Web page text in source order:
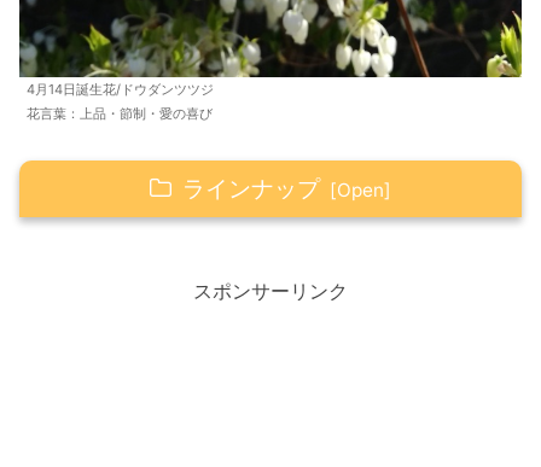
4月14日誕生花/ドウダンツツジ
花言葉：上品・節制・愛の喜び
ラインナップ
Happy☆アイテムスポンサーリンク